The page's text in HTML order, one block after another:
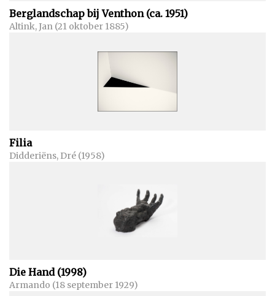
Berglandschap bij Venthon (ca. 1951)
Altink, Jan (21 oktober 1885)
Filia
Didderiëns, Dré (1958)
Die Hand (1998)
Armando (18 september 1929)